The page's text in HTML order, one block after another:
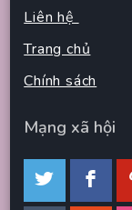
Liên hệ
Trang chủ
Chính sách
Mạng xã hội